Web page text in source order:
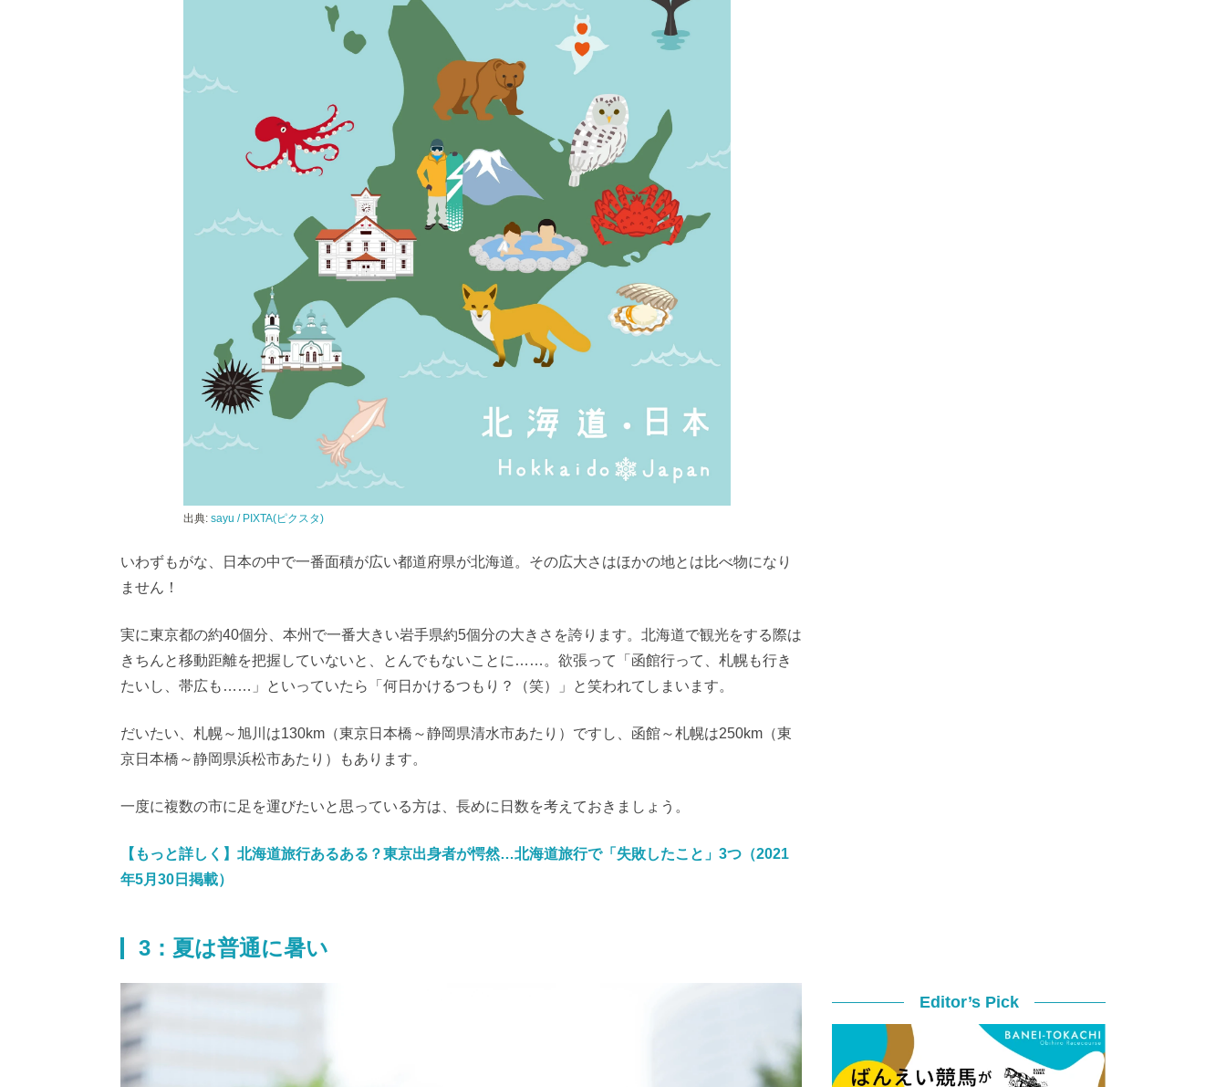
出典: sayu / PIXTA(ピクスタ)
いわずもがな、日本の中で一番面積が広い都道府県が北海道。その広大さはほかの地とは比べ物になり
ません！
実に東京都の約40個分、本州で一番大きい岩手県約5個分の大きさを誇ります。北海道で観光をする際は
きちんと移動距離を把握していないと、とんでもないことに……。欲張って「函館行って、札幌も行き
たいし、帯広も……」といっていたら「何日かけるつもり？（笑）」と笑われてしまいます。
だいたい、札幌～旭川は130km（東京日本橋～静岡県清水市あたり）ですし、函館～札幌は250km（東
京日本橋～静岡県浜松市あたり）もあります。
一度に複数の市に足を運びたいと思っている方は、長めに日数を考えておきましょう。
【もっと詳しく】北海道旅行あるある？東京出身者が愕然…北海道旅行で「失敗したこと」3つ（2021
年5月30日掲載）
3：夏は普通に暑い
Editor’s Pick